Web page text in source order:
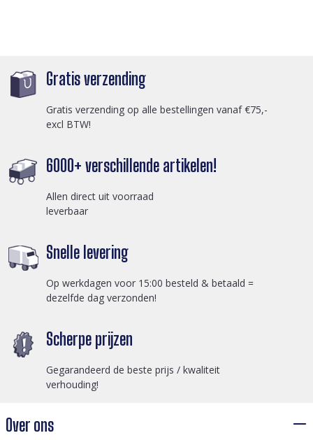
Gratis verzending
Gratis verzending op alle bestellingen vanaf €75,-
excl BTW!
6000+ verschillende artikelen!
Allen direct uit voorraad
leverbaar
Snelle levering
Op werkdagen voor 15:00 besteld & betaald =
dezelfde dag verzonden!
Scherpe prijzen
Gegarandeerd de beste prijs / kwaliteit
verhouding!
Over ons